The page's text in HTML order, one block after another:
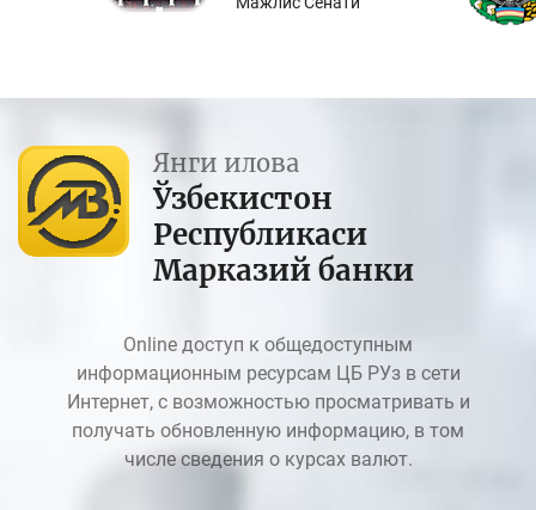
Янги илова
Ўзбекистон
Республикаси
Марказий банки
Online доступ к общедоступным
информационным ресурсам ЦБ РУз в сети
Интернет, с возможностью просматривать и
получать обновленную информацию, в том
числе сведения о курсах валют.